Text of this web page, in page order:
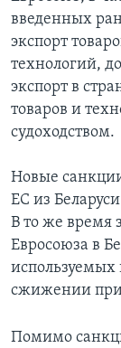
введенных
экспорт
технологий,
экспорт в
товаров и
судоходством.
Новые
ЕС из
В то же время
Евросоюза в
используемых
сжижении
Помимо